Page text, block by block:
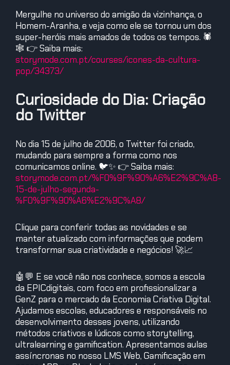
Mergulhe no universo do amigão da vizinhança, o
Homem-Aranha, e veja como ele se tornou um dos
super-heróis mais amados de todos os tempos. 🕷️
🕸️ 👉 Saiba mais:
storymode.com.pt/courses/icones-da-cultura-
pop/34373/
Curiosidade do Dia: Criação
do Twitter
No dia 15 de julho de 2006, o Twitter foi criado,
mudando para sempre a forma como nos
comunicamos online. 🐦✨ 👉 Saiba mais:
storymode.com.pt/%F0%9F%90%A6%E2%9C%A8-
15-de-julho-segunda-
%F0%9F%90%A6%E2%9C%A8/
Clique para conferir todas as novidades e se
manter atualizado com informações que podem
transformar sua criatividade e negócios! 🚀📈
🤖💬 E se você não nos conhece, somos a escola
da EPICdigitais, com foco em profissionalizar a
GenZ para o mercado da Economia Criativa Digital.
Ajudamos escolas, educadores e responsáveis no
desenvolvimento desses jovens, utilizando
métodos criativos e lúdicos como storytelling,
ultralearning e gamification. Apresentamos aulas
assíncronas no nosso LMS Web, Gamificação em